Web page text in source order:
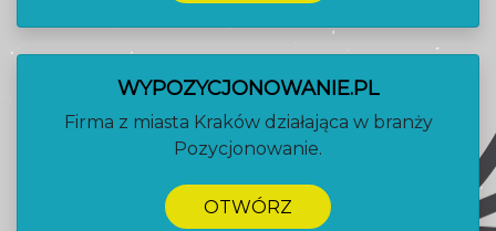
WYPOZYCJONOWANIE.PL
Firma z miasta Kraków działająca w branży
Pozycjonowanie.
OTWÓRZ